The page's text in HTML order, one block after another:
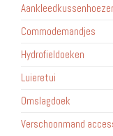
Commodemandjes
Hydrofieldoeken
Luieretui
Omslagdoek
Verschoonmand